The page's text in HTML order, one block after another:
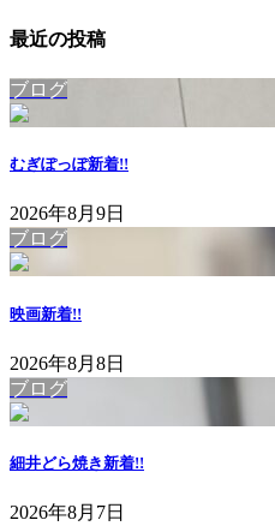
最近の投稿
ブログ
むぎぽっぽ新着!!
2026年8月9日
ブログ
映画新着!!
2026年8月8日
ブログ
細井どら焼き新着!!
2026年8月7日